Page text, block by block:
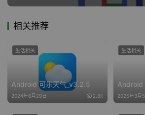
相关推荐
Android 可乐天气_v3.2.5
2024年6月29日 2.8K
生活相关
Android
2025年3月5
生活相关